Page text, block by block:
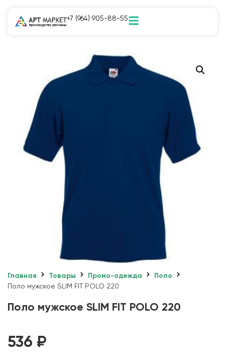
+7 (964) 905-88-55
Главная Товары Промо-одежда
Поло
Поло мужское SLIM FIT POLO 220
Поло мужское SLIM FIT POLO 220
536 ₽